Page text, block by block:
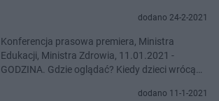
dodano 24-2-2021
Konferencja prasowa premiera, Ministra
Edukacji, Ministra Zdrowia, 11.01.2021 -
GODZINA. Gdzie oglądać? Kiedy dzieci wrócą
dodano 11-1-2021